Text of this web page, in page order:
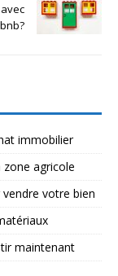
immobilier
agricole
votre bien
maintenant